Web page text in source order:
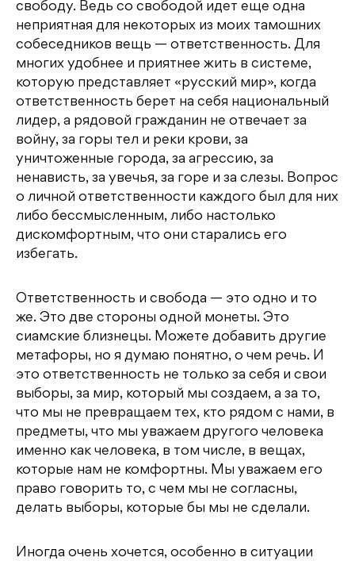
свободу. Ведь со свободой идет еще одна
неприятная для некоторых из моих тамошних
собеседников вещь — ответственность. Для
многих удобнее и приятнее жить в системе,
которую представляет «русский мир», когда
ответственность берет на себя национальный
лидер, а рядовой гражданин не отвечает за
войну, за горы тел и реки крови, за
уничтоженные города, за агрессию, за
ненависть, за увечья, за горе и за слезы. Вопрос
о личной ответственности каждого был для них
либо бессмысленным, либо настолько
дискомфортным, что они старались его
избегать.
Ответственность и свобода — это одно и то
же. Это две стороны одной монеты. Это
сиамские близнецы. Можете добавить другие
метафоры, но я думаю понятно, о чем речь. И
это ответственность не только за себя и свои
выборы, за мир, который мы создаем, а за то,
что мы не превращаем тех, кто рядом с нами, в
предметы, что мы уважаем другого человека
именно как человека, в том числе, в вещах,
которые нам не комфортны. Мы уважаем его
право говорить то, с чем мы не согласны,
делать выборы, которые бы мы не сделали.
Иногда очень хочется, особенно в ситуации